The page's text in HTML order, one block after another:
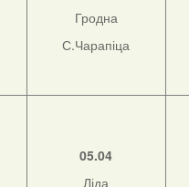
Гродна
С.Чарапіца
05.04
Ліда